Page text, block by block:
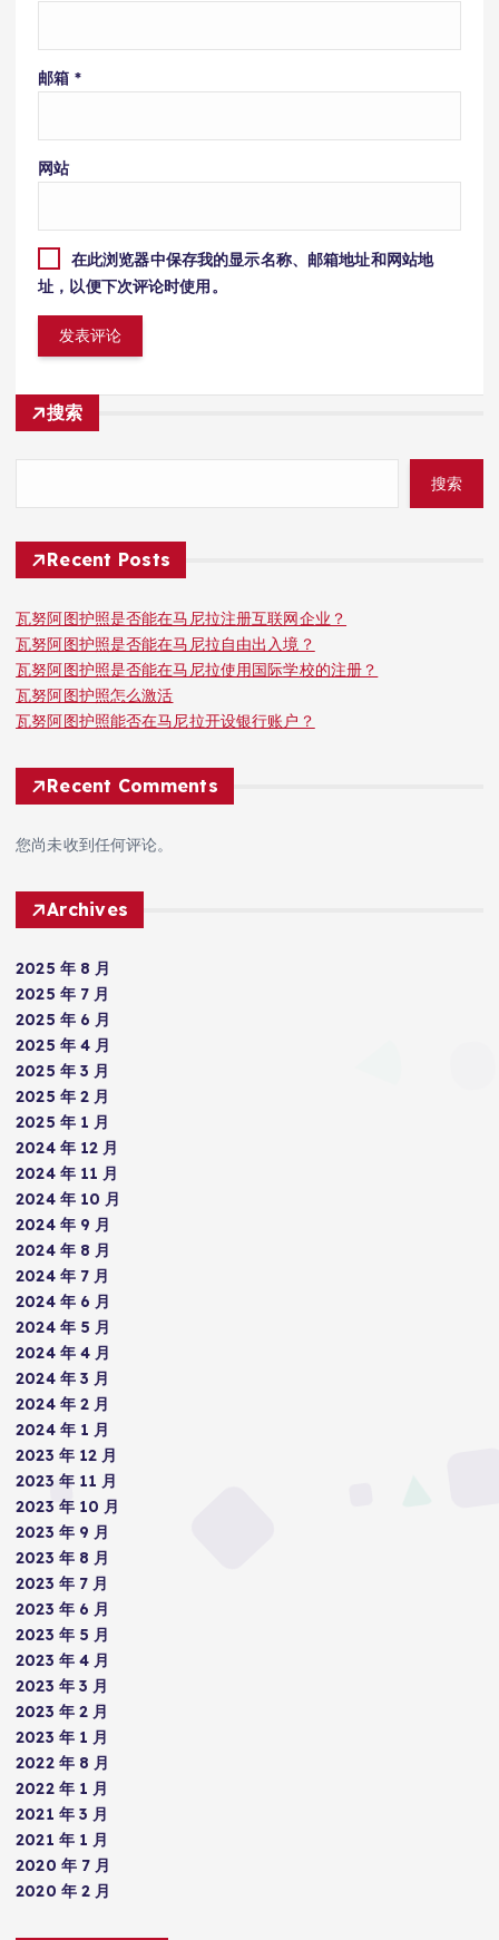
邮箱 *
网站
在此浏览器中保存我的显示名称、邮箱地址和网站地
址，以便下次评论时使用。
搜索
搜索
Recent Posts
瓦努阿图护照是否能在马尼拉注册互联网企业？
瓦努阿图护照是否能在马尼拉自由出入境？
瓦努阿图护照是否能在马尼拉使用国际学校的注册？
瓦努阿图护照怎么激活
瓦努阿图护照能否在马尼拉开设银行账户？
Recent Comments
您尚未收到任何评论。
Archives
2025 年 8 月
2025 年 7 月
2025 年 6 月
2025 年 4 月
2025 年 3 月
2025 年 2 月
2025 年 1 月
2024 年 12 月
2024 年 11 月
2024 年 10 月
2024 年 9 月
2024 年 8 月
2024 年 7 月
2024 年 6 月
2024 年 5 月
2024 年 4 月
2024 年 3 月
2024 年 2 月
2024 年 1 月
2023 年 12 月
2023 年 11 月
2023 年 10 月
2023 年 9 月
2023 年 8 月
2023 年 7 月
2023 年 6 月
2023 年 5 月
2023 年 4 月
2023 年 3 月
2023 年 2 月
2023 年 1 月
2022 年 8 月
2022 年 1 月
2021 年 3 月
2021 年 1 月
2020 年 7 月
2020 年 2 月